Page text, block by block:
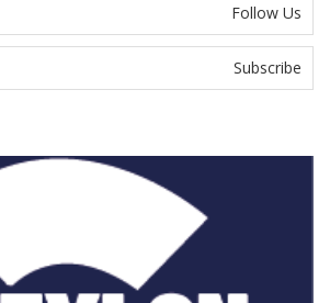
Follow Us
Subscribe